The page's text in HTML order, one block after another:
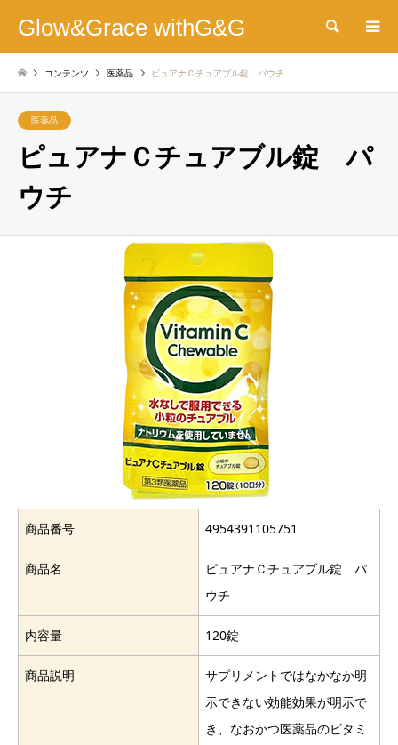
Glow&Grace withG&G 検索
コンテンツ 医薬品 ピュアナＣチュアブル錠 パウチ
医薬品
ピュアナＣチュアブル錠 パ
ウチ
商品番号 4954391105751
商品名
ピュアナＣチュアブル錠 パ
ウチ
内容量 120錠
商品説明
サプリメントではなかなか明
示できない効能効果が明示で
き、なおかつ医薬品のビタミ